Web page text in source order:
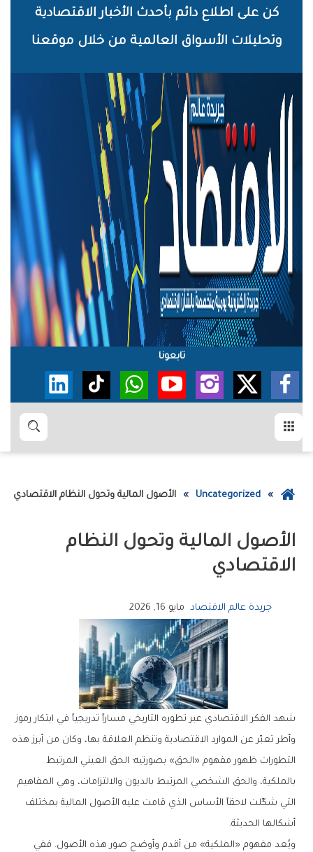
الرئيسي
كن على اطلاع دائم بأحدث الأخبار الاقتصادية
وتحليلات الأسواق العالمية من خلال موقعنا
تابعونا
بحث
عودة
الصفحة
الرئيسية
Uncategorized الأصول المالية وتحول النظام الاقتصادي
الأصول المالية وتحول النظام
الاقتصادي
جريدة عالم الاقتصاد مايو 16, 2026
شهد الفكر الاقتصادي عبر تطوره التاريخي مساراً تدريجياً في ابتكار رموز
وأطر تعبّر عن الموارد الاقتصادية وتنظم العلاقة بها، وكان من أبرز هذه
التطورات ظهور مفهوم «الحق» بصورتيه؛ الحق العيني المرتبط
بالملكية، والحق الشخصي المرتبط بالديون والالتزامات، وهي المفاهيم
التي شكّلت لاحقاً الأساس الذي قامت عليه الأصول المالية بمختلف
أشكالها الحديثة.
ويُعد مفهوم «الملكية» من أقدم وأوضح صور هذه الأصول. ففي